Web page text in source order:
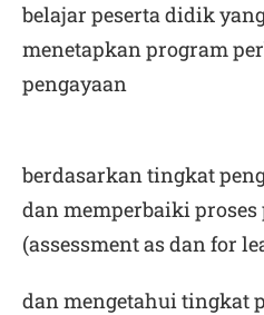
belajar peserta didik
menetapkan program
pengayaan
berdasarkan tingkat
dan memperbaiki
(assessment asdanfor
dan mengetahui tingkat